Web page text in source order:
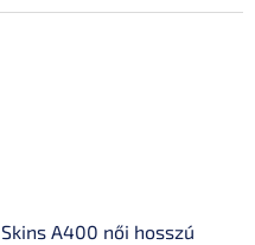
vízálló, fényvisszaverő logók,
Skins A400 női hosszú